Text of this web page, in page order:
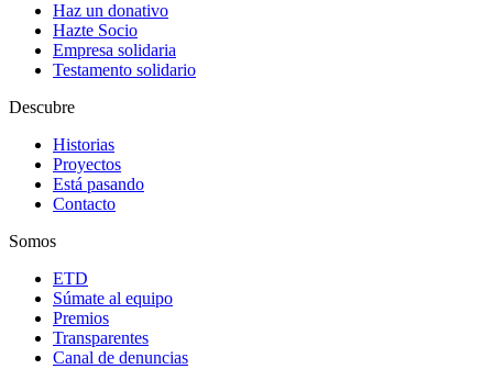
Haz un donativo
Hazte Socio
Empresa solidaria
Testamento solidario
Descubre
Historias
Proyectos
Está pasando
Contacto
Somos
ETD
Súmate al equipo
Premios
Transparentes
Canal de denuncias